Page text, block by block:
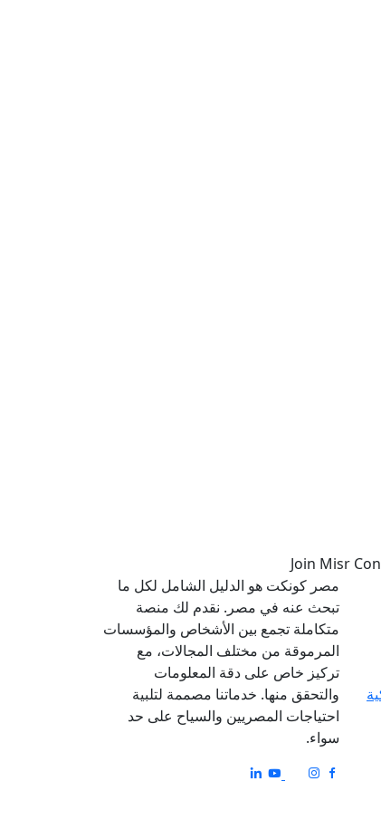
مصر كونكت هو الدليل الشامل لكل ما
تبحث عنه في مصر. نقدم لك منصة
متكاملة تجمع بين الأشخاص والمؤسسات
المرموقة من مختلف المجالات، مع
تركيز خاص على دقة المعلومات
والتحقق منها. خدماتنا مصممة لتلبية
احتياجات المصريين والسياح على حد
سواء.